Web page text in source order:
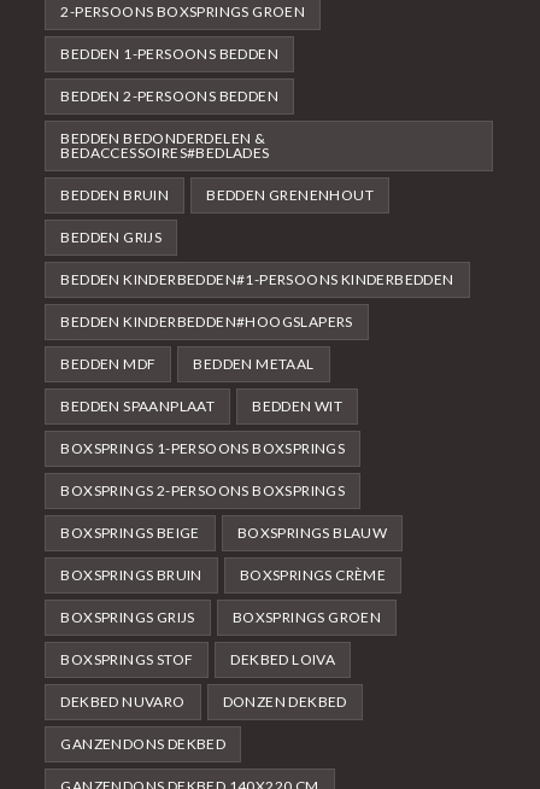
2-PERSOONS BOXSPRINGS GROEN
BEDDEN 1-PERSOONS BEDDEN
BEDDEN 2-PERSOONS BEDDEN
BEDDEN BEDONDERDELEN &
BEDACCESSOIRES#BEDLADES
BEDDEN BRUIN BEDDEN GRENENHOUT
BEDDEN GRIJS
BEDDEN KINDERBEDDEN#1-PERSOONS KINDERBEDDEN
BEDDEN KINDERBEDDEN#HOOGSLAPERS
BEDDEN MDF BEDDEN METAAL
BEDDEN SPAANPLAAT BEDDEN WIT
BOXSPRINGS 1-PERSOONS BOXSPRINGS
BOXSPRINGS 2-PERSOONS BOXSPRINGS
BOXSPRINGS BEIGE BOXSPRINGS BLAUW
BOXSPRINGS BRUIN BOXSPRINGS CRÈME
BOXSPRINGS GRIJS BOXSPRINGS GROEN
BOXSPRINGS STOF DEKBED LOIVA
DEKBED NUVARO DONZEN DEKBED
GANZENDONS DEKBED